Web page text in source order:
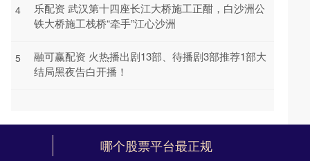
4
乐配资 武汉第十四座长江大桥施工正酣，白沙洲公
铁大桥施工栈桥“牵手”江心沙洲
5
融可赢配资 火热播出剧13部、待播剧3部推荐1部大
结局黑夜告白开播！
哪个股票平台最正规